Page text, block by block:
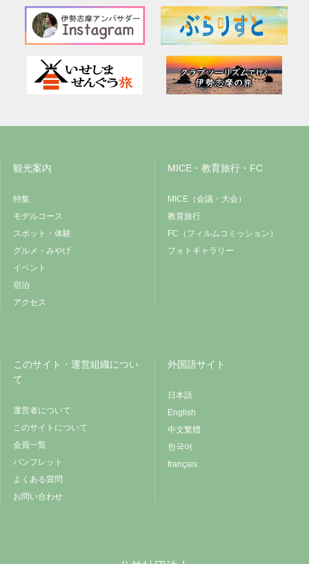
観光案内
特集
モデルコース
スポット・体験
グルメ・みやげ
イベント
宿泊
アクセス
MICE・教育旅行・FC
MICE（会議・大会）
教育旅行
FC（フィルムコミッション）
フォトギャラリー
このサイト・運営組織につい
て
運営者について
このサイトについて
会員一覧
パンフレット
よくある質問
お問い合わせ
外国語サイト
日本語
English
中文繁體
한국어
français